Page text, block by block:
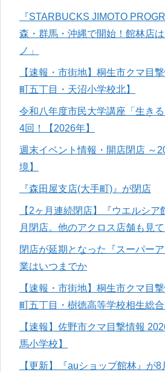
『STARBUCKS JIMOTO
森・群馬・沖縄で開始！館林店
ノ」
【速報・市街地】桐生市クマ目
町五丁目・天沼小学校北】
令和八年度市民大学講座「生き
4回！【2026年】
週末イベント情報・開店閉店 ～
境】
『森田屋支店(大手町)』が閉店
【2ヶ月連続閉店】『ウエルシ
月閉店。他のアクロス店舗も見て
閉店が延期となった『スーパー
業はいつまでか
【速報・市街地】桐生市クマ目
町五丁目・樹徳高等学校相生総合
【速報】佐野市クマ目撃情報
馬小学校】
【更新】『auショップ館林』が